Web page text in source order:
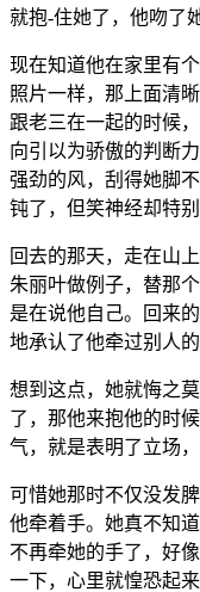
就抱-住她了，他吻了
现在知道他在家里有
照片一样，那上面清
跟老三在一起的时候
向引以为骄傲的判断
强劲的风，刮得她脚
钝了，但笑神经却特
回去的那天，走在山
朱丽叶做例子，替那
是在说他自己。回来
地承认了他牵过别人的
想到这点，她就悔之
了，那他来抱他的时
气，就是表明了立场
可惜她那时不仅没发
他牵着手。她真不知
不再牵她的手了，好
一下，心里就惶恐起